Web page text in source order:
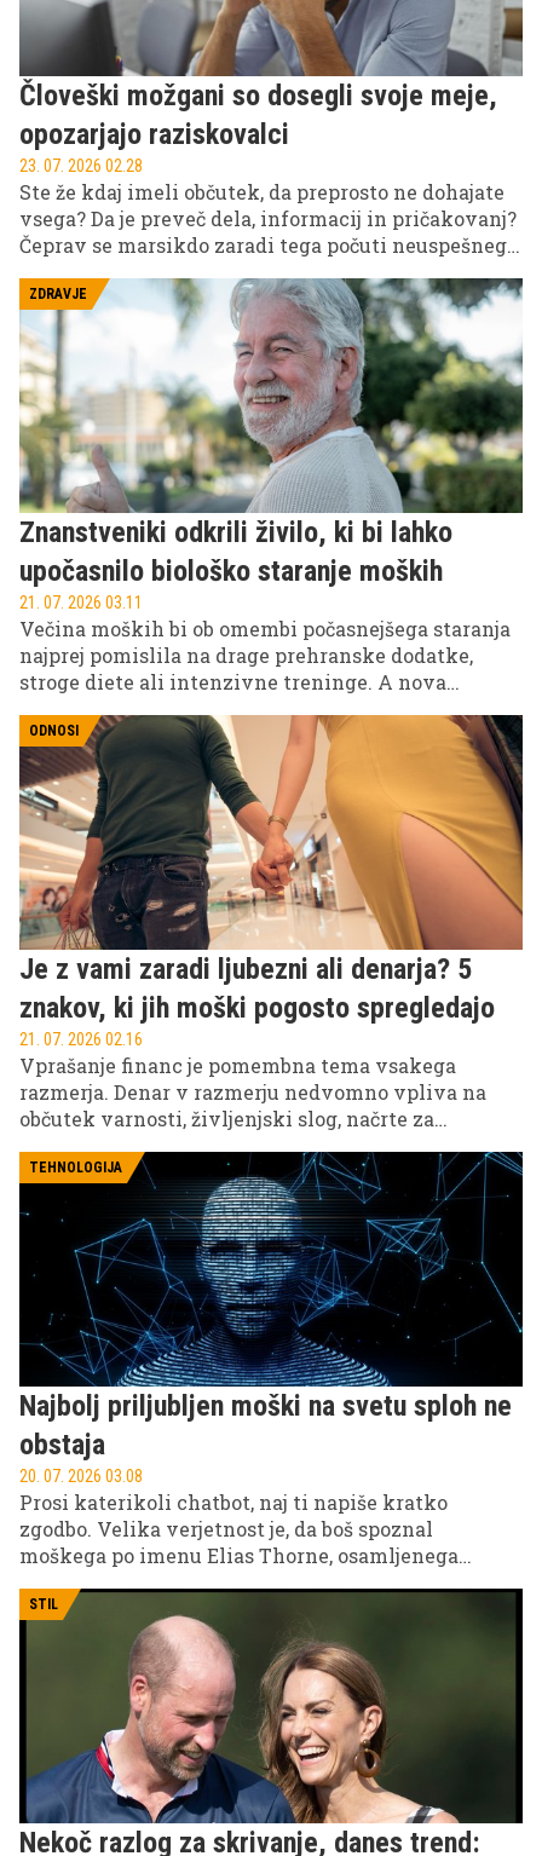
Človeški možgani so dosegli svoje meje,
opozarjajo raziskovalci
23. 07. 2026 02.28
Ste že kdaj imeli občutek, da preprosto ne dohajate
vsega? Da je preveč dela, informacij in pričakovanj?
Čeprav se marsikdo zaradi tega počuti neuspešnega
da razlog morda ni v posamezniku. Težava bi lahko
bila v tem, da se naši možgani niso razvili za svet, v
katerem živimo danes.
ZDRAVJE
Znanstveniki odkrili živilo, ki bi lahko
upočasnilo biološko staranje moških
21. 07. 2026 03.11
Večina moških bi ob omembi počasnejšega staranja
najprej pomislila na drage prehranske dodatke,
stroge diete ali intenzivne treninge. A nova
odigralo nekaj veliko bolj preprostega: navaden
probiotični jogurt.
ODNOSI
Je z vami zaradi ljubezni ali denarja? 5
znakov, ki jih moški pogosto spregledajo
21. 07. 2026 02.16
Vprašanje financ je pomembna tema vsakega
razmerja. Denar v razmerju nedvomno vpliva na
občutek varnosti, življenjski slog, načrte za
vsakdanjem življenju. Težava pa nastane, ko denar
ni več le del širše slike, ampak postane glavno
merilo vaše vrednosti. Kako prepoznati, če se to
dogaja v vašem razmerju?
TEHNOLOGIJA
Najbolj priljubljen moški na svetu sploh ne
obstaja
20. 07. 2026 03.08
Prosi katerikoli chatbot, naj ti napiše kratko
zgodbo. Velika verjetnost je, da boš spoznal
moškega po imenu Elias Thorne, osamljenega
ChatGPT, Claude, Gemini, vsi neodvisno drug od
drugega pišejo o istem človeku. Cornellova
raziskava je zdaj razkrila, zakaj, in odgovor pove
veliko o tem, kako umetna inteligenca dejansko
STIL
Nekoč razlog za skrivanje, danes trend: